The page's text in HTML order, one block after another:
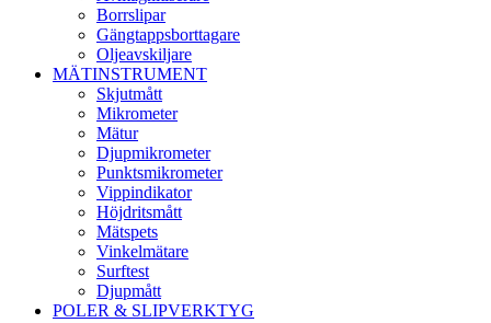
Borrslipar
Gängtappsborttagare
Oljeavskiljare
MÄTINSTRUMENT
Skjutmått
Mikrometer
Mätur
Djupmikrometer
Punktsmikrometer
Vippindikator
Höjdritsmått
Mätspets
Vinkelmätare
Surftest
Djupmått
POLER & SLIPVERKTYG